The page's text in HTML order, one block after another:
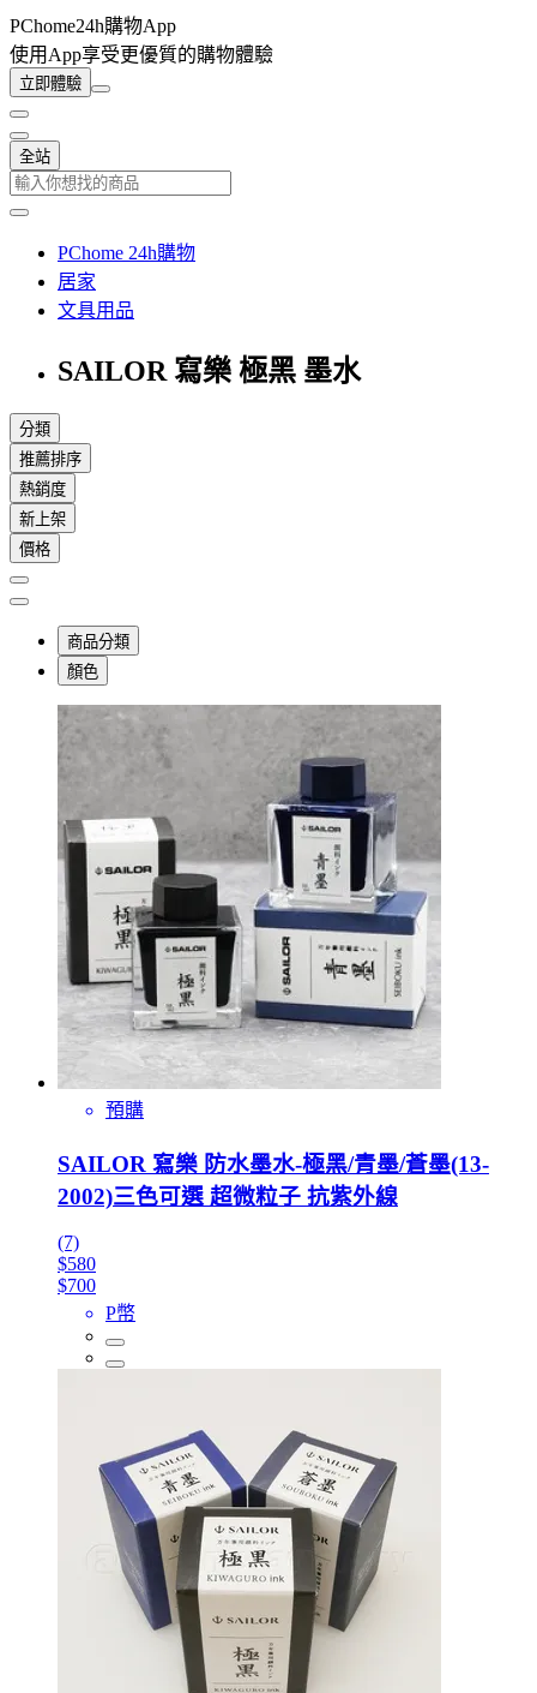
PChome24h購物App
使用App享受更優質的購物體驗
立即體驗
全站
PChome 24h購物
居家
文具用品
SAILOR 寫樂 極黑 墨水
分類
推薦排序
熱銷度
新上架
價格
商品分類
顏色
預購
SAILOR 寫樂 防水墨水-極黑/青墨/蒼墨(13-
2002)三色可選 超微粒子 抗紫外線
(7)
$580
$700
P幣